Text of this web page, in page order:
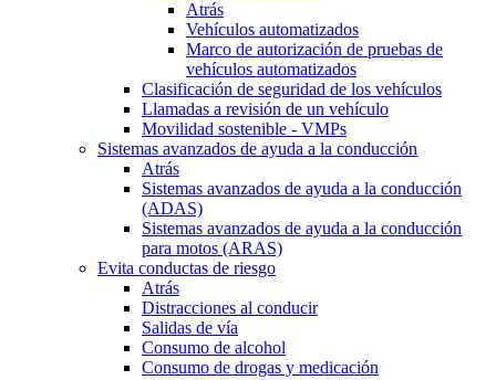
Atrás
Vehículos automatizados
Marco de autorización de pruebas de
vehículos automatizados
Clasificación de seguridad de los vehículos
Llamadas a revisión de un vehículo
Movilidad sostenible - VMPs
Sistemas avanzados de ayuda a la conducción
Atrás
Sistemas avanzados de ayuda a la conducción
(ADAS)
Sistemas avanzados de ayuda a la conducción
para motos (ARAS)
Evita conductas de riesgo
Atrás
Distracciones al conducir
Salidas de vía
Consumo de alcohol
Consumo de drogas y medicación